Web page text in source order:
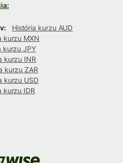
História kurzu AUD
kurzu MXN
kurzu JPY
kurzu INR
kurzu ZAR
kurzu USD
kurzu IDR